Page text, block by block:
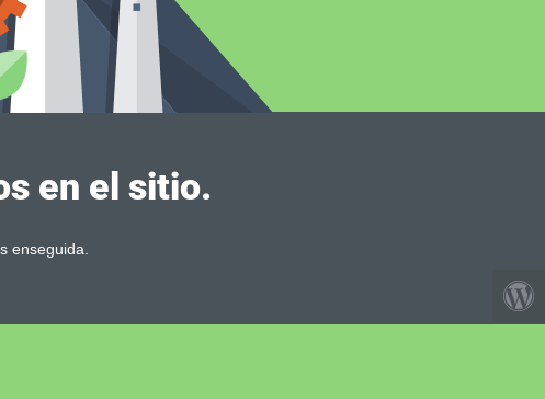
en el sitio.
enseguida.